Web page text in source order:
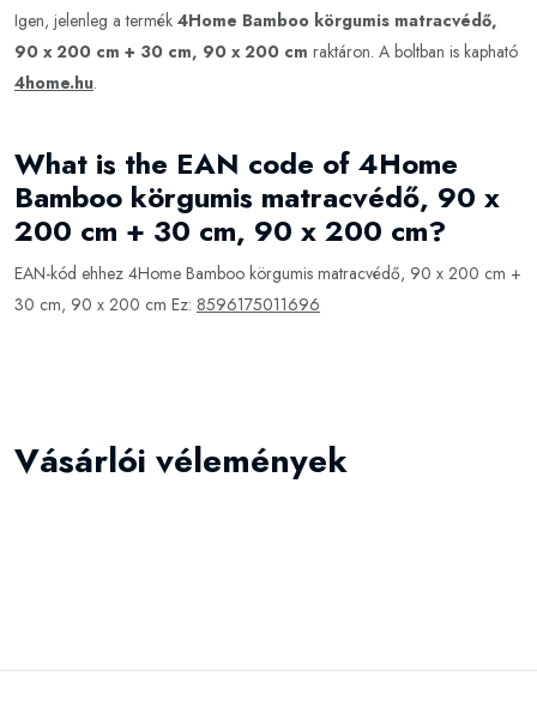
Igen, jelenleg a termék 4Home Bamboo körgumis matracvédő,
90 x 200 cm + 30 cm, 90 x 200 cm raktáron. A boltban is kapható
4home.hu.
What is the EAN code of 4Home
Bamboo körgumis matracvédő, 90 x
200 cm + 30 cm, 90 x 200 cm?
EAN-kód ehhez 4Home Bamboo körgumis matracvédő, 90 x 200 cm +
30 cm, 90 x 200 cm Ez: 8596175011696
Vásárlói vélemények